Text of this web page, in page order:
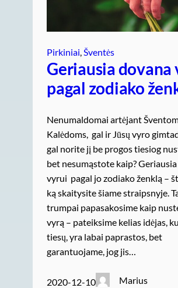
Pirkiniai, Šventės
Geriausia dovana
pagal zodiako
Nenumaldomai artėjant
Kalėdoms, gal ir Jūsų vyro
gal norite jį be progos tiesiog
bet nesumąstote kaip?
vyrui pagal jo zodiako ženklą –
ką skaitysite šiame straipsnyje.
trumpai papasakosime kaip
vyrą – pateiksime kelias idėjas,
tiesų, yra labai paprastos, bet
garantuojame, jog jis…
2020-12-10 Marius